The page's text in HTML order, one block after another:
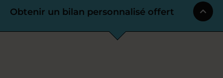
Obtenir un bilan personnalisé offert